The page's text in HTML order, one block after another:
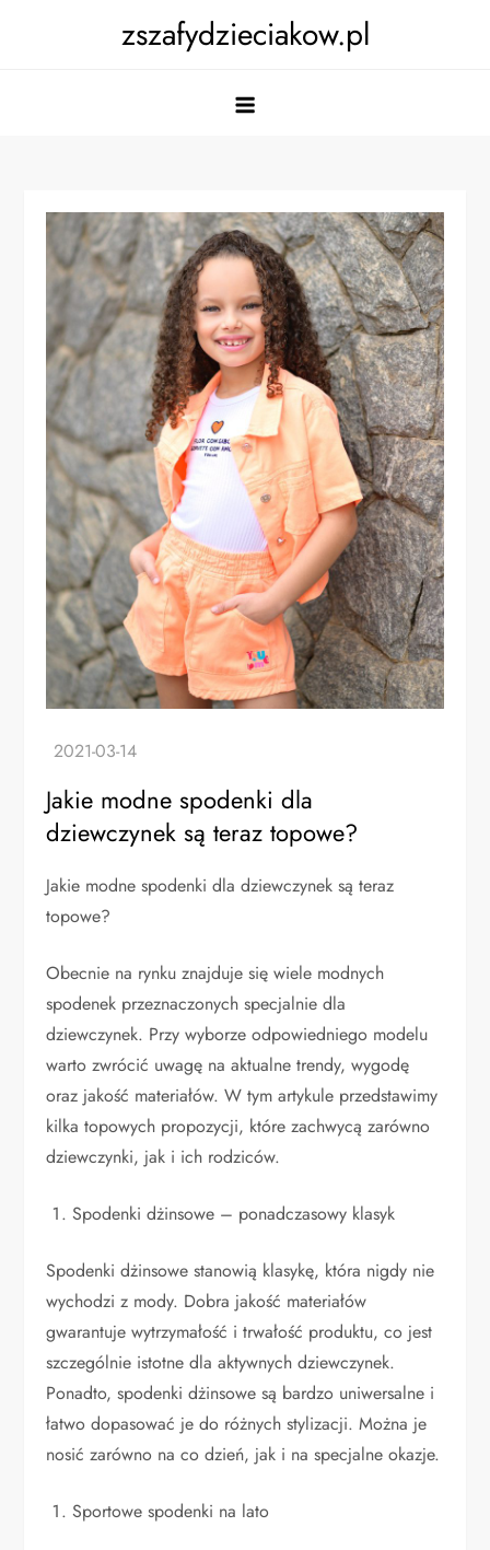
zszafydzieciakow.pl
Jakie modne spodenki dla
dziewczynek są teraz topowe?
Jakie modne spodenki dla dziewczynek są teraz
topowe?
Obecnie na rynku znajduje się wiele modnych
spodenek przeznaczonych specjalnie dla
dziewczynek. Przy wyborze odpowiedniego modelu
warto zwrócić uwagę na aktualne trendy, wygodę
oraz jakość materiałów. W tym artykule przedstawimy
kilka topowych propozycji, które zachwycą zarówno
dziewczynki, jak i ich rodziców.
Spodenki dżinsowe – ponadczasowy klasyk
Spodenki dżinsowe stanowią klasykę, która nigdy nie
wychodzi z mody. Dobra jakość materiałów
gwarantuje wytrzymałość i trwałość produktu, co jest
szczególnie istotne dla aktywnych dziewczynek.
Ponadto, spodenki dżinsowe są bardzo uniwersalne i
łatwo dopasować je do różnych stylizacji. Można je
nosić zarówno na co dzień, jak i na specjalne okazje.
Sportowe spodenki na lato